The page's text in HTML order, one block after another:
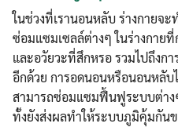
ในช่วงที่เรานอนหลับ ร่างกายจ
ซ่อมแซมเซลล์ต่างๆ ในร่างกาย
และอวัยวะที่สึกหรอ รวมไปถึงก
อีกด้วย การอดนอนหรือนอนหลับ
สามารถซ่อมแซมฟื้นฟูระบบต่าง
ทั้งยังส่งผลทำให้ระบบภูมิคุ้มกัน